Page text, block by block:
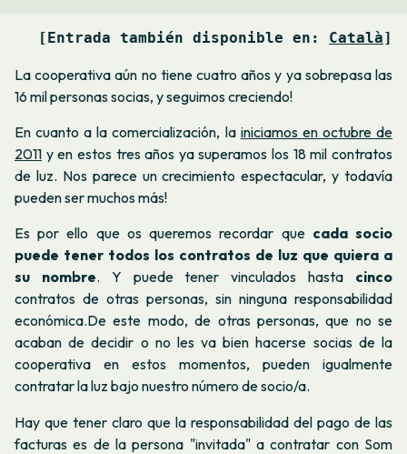
Idioma:
[Entrada también disponible en: Català]
La cooperativa aún no tiene cuatro años y ya sobrepasa las
16 mil personas socias, y seguimos creciendo!
En cuanto a la comercialización, la iniciamos en octubre de
2011 y en estos tres años ya superamos los 18 mil contratos
de luz. Nos parece un crecimiento espectacular, y todavía
pueden ser muchos más!
Es por ello que os queremos recordar que cada socio
puede tener todos los contratos de luz que quiera a
su nombre. Y puede tener vinculados hasta cinco
contratos de otras personas, sin ninguna responsabilidad
económica.De este modo, de otras personas, que no se
acaban de decidir o no les va bien hacerse socias de la
cooperativa en estos momentos, pueden igualmente
contratar la luz bajo nuestro número de socio/a.
Hay que tener claro que la responsabilidad del pago de las
facturas es de la persona "invitada" a contratar con Som